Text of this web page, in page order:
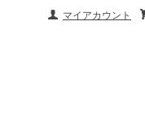
マイアカウント